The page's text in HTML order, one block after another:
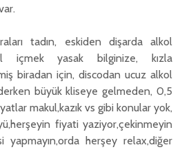
tadın, eskiden dişarda alkol
içmek yasak bilginize, kızla
biradan için, discodan ucuz alkol
büyük kliseye gelmeden, 0,5
makul,kazık vs gibi konular yok,
fiyati yaziyor,çekinmeyin
herşey relax,diğer